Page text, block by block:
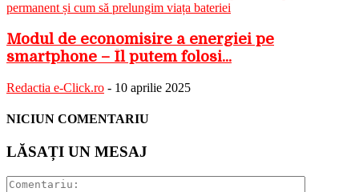
Modul de economisire a energiei pe
smartphone – Îl putem folosi...
Redactia e-Click.ro - 10 aprilie 2025
NICIUN COMENTARIU
LĂSAȚI UN MESAJ